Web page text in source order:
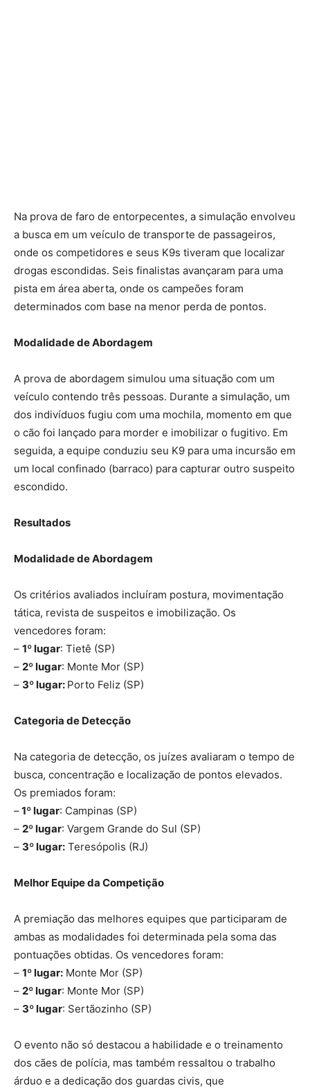
Na prova de faro de entorpecentes, a simulação envolveu
a busca em um veículo de transporte de passageiros,
onde os competidores e seus K9s tiveram que localizar
drogas escondidas. Seis finalistas avançaram para uma
pista em área aberta, onde os campeões foram
determinados com base na menor perda de pontos.
Modalidade de Abordagem
A prova de abordagem simulou uma situação com um
veículo contendo três pessoas. Durante a simulação, um
dos indivíduos fugiu com uma mochila, momento em que
o cão foi lançado para morder e imobilizar o fugitivo. Em
seguida, a equipe conduziu seu K9 para uma incursão em
um local confinado (barraco) para capturar outro suspeito
escondido.
Resultados
Modalidade de Abordagem
Os critérios avaliados incluíram postura, movimentação
tática, revista de suspeitos e imobilização. Os
vencedores foram:
– 1º lugar: Tietê (SP)
– 2º lugar: Monte Mor (SP)
– 3º lugar: Porto Feliz (SP)
Categoria de Detecção
Na categoria de detecção, os juízes avaliaram o tempo de
busca, concentração e localização de pontos elevados.
Os premiados foram:
–1º lugar: Campinas (SP)
– 2º lugar: Vargem Grande do Sul (SP)
– 3º lugar: Teresópolis (RJ)
Melhor Equipe da Competição
A premiação das melhores equipes que participaram de
ambas as modalidades foi determinada pela soma das
pontuações obtidas. Os vencedores foram:
– 1º lugar: Monte Mor (SP)
– 2º lugar: Monte Mor (SP)
– 3º lugar: Sertãozinho (SP)
O evento não só destacou a habilidade e o treinamento
dos cães de polícia, mas também ressaltou o trabalho
árduo e a dedicação dos guardas civis, que